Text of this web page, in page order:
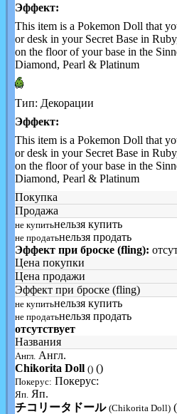
Эффект:
This item is a Pokemon Doll that
or desk in your Secret Base in
on the floor of your base in the
Diamond, Pearl & Platinum
Тип: Декорации
Эффект:
This item is a Pokemon Doll that
or desk in your Secret Base in
on the floor of your base in the
Diamond, Pearl & Platinum
Покупка
Продажа
не купитьнельзя купить
не продатьнельзя продать
Эффект при броске (fling):
Цена покупки
Цена продажи
Эффект при броске (fling)
не купитьнельзя купить
не продатьнельзя продать
отсутствует
Названия
Англ. Англ.
Chikorita Doll () ()
Покерус: Покерус:
Яп. Яп.
チコリータドール (Chikorita Doll)